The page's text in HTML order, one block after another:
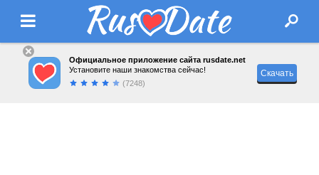
Официальное приложение сайта rusdate.net
Установите наши знакомства сейчас!
(7248)
Скачать